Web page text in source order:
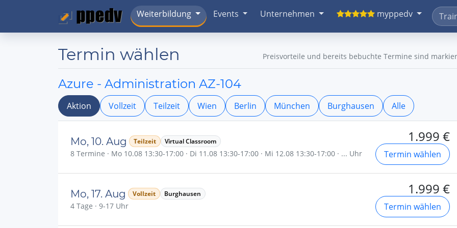
Weiterbildung Events Unternehmen myppedv
Termin wählen Preisvorteile und bereits bebuchte Termine sind
Azure - Administration AZ-104
Aktion Vollzeit Teilzeit Wien Berlin München Burghausen Alle
Mo, 10. Aug Teilzeit Virtual Classroom
8 Termine · Mo 10.08 13:30-17:00 · Di 11.08 13:30-17:00 · Mi 12.08 13:30-17:00 · ... Uhr
1.999 €
Termin wählen
Mo, 17. Aug Vollzeit Burghausen
4 Tage · 9-17 Uhr
1.999 €
Termin wählen